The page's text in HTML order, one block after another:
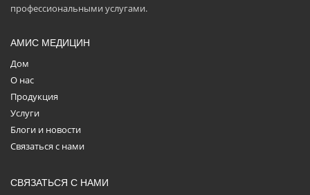
профессиональными услугами.
АМИС МЕДИЦИН
Дом
О нас
Продукция
Услуги
Блоги и новости
Связаться с нами
СВЯЗАТЬСЯ С НАМИ